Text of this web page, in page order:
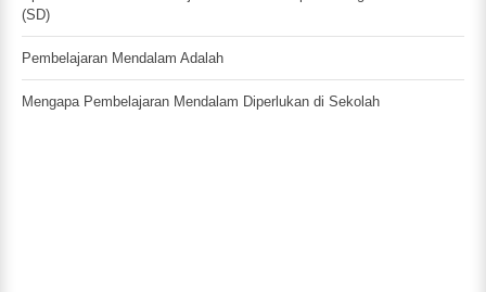
(SD)
Pembelajaran Mendalam Adalah
Mengapa Pembelajaran Mendalam Diperlukan di Sekolah